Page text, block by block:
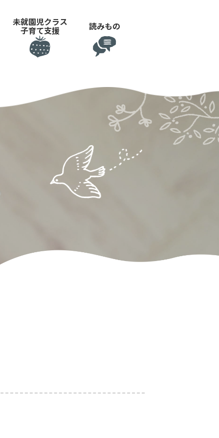
未就園児クラス
子育て支援 読みもの